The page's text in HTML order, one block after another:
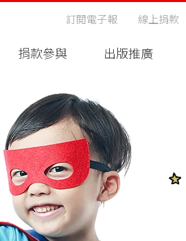
捐款參與 出版推廣
訂閱電子報 線上捐款